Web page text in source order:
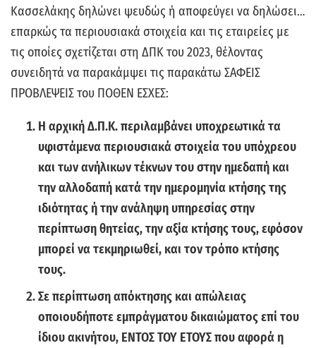
Κασσελάκης δηλώνει ψευδώς ή αποφεύγει να δηλώσει…
επαρκώς τα περιουσιακά στοιχεία και τις εταιρείες με
τις οποίες σχετίζεται στη ΔΠΚ του 2023, θέλοντας
συνειδητά να παρακάμψει τις παρακάτω ΣΑΦΕΙΣ
ΠΡΟΒΛΕΨΕΙΣ του ΠΟΘΕΝ ΕΣΧΕΣ:
Η αρχική Δ.Π.Κ. περιλαμβάνει υποχρεωτικά τα
υφιστάμενα περιουσιακά στοιχεία του υπόχρεου
και των ανήλικων τέκνων του στην ημεδαπή και
την αλλοδαπή κατά την ημερομηνία κτήσης της
ιδιότητας ή την ανάληψη υπηρεσίας στην
περίπτωση θητείας, την αξία κτήσης τους, εφόσον
μπορεί να τεκμηριωθεί, και τον τρόπο κτήσης
τους.
Σε περίπτωση απόκτησης και απώλειας
οποιουδήποτε εμπράγματου δικαιώματος επί του
ίδιου ακινήτου, ΕΝΤΟΣ ΤΟΥ ΕΤΟΥΣ που αφορά η